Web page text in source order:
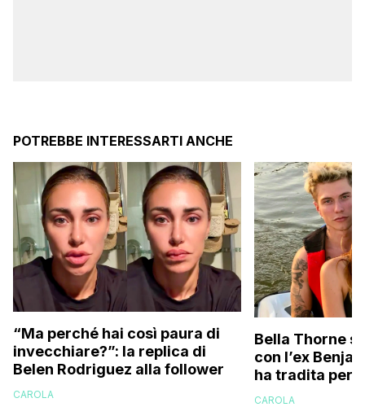
POTREBBE INTERESSARTI ANCHE
“Ma perché hai così paura di
invecchiare?”: la replica di
Belen Rodriguez alla follower
CAROLA
Bella Thorne
con l’ex
ha tradita per
sostenuto che
CAROLA